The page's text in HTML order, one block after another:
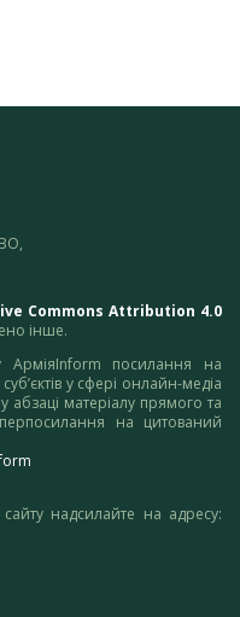
Commons Attribution 4.0
інше.
АрміяInform посилання на
у сфері онлайн-медіа
матеріалу прямого та
на цитований
надсилайте на адресу: